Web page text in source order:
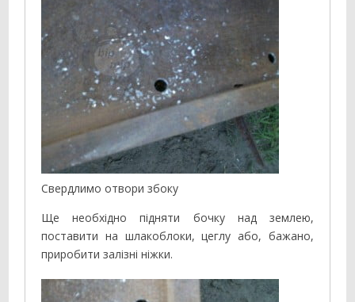
Свердлимо отвори збоку
Ще необхідно підняти бочку над землею,
поставити на шлакоблоки, цеглу або, бажано,
приробити залізні ніжки.